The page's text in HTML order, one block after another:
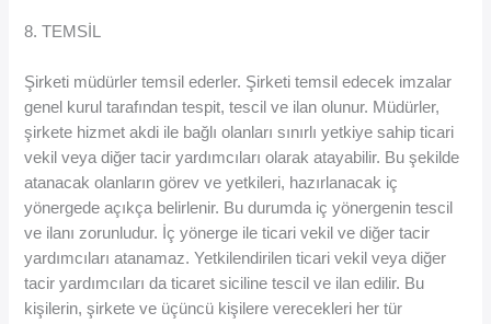
8. TEMSİL
Şirketi müdürler temsil ederler. Şirketi temsil edecek imzalar
genel kurul tarafından tespit, tescil ve ilan olunur. Müdürler,
şirkete hizmet akdi ile bağlı olanları sınırlı yetkiye sahip ticari
vekil veya diğer tacir yardımcıları olarak atayabilir. Bu şekilde
atanacak olanların görev ve yetkileri, hazırlanacak iç
yönergede açıkça belirlenir. Bu durumda iç yönergenin tescil
ve ilanı zorunludur. İç yönerge ile ticari vekil ve diğer tacir
yardımcıları atanamaz. Yetkilendirilen ticari vekil veya diğer
tacir yardımcıları da ticaret siciline tescil ve ilan edilir. Bu
kişilerin, şirkete ve üçüncü kişilere verecekleri her tür